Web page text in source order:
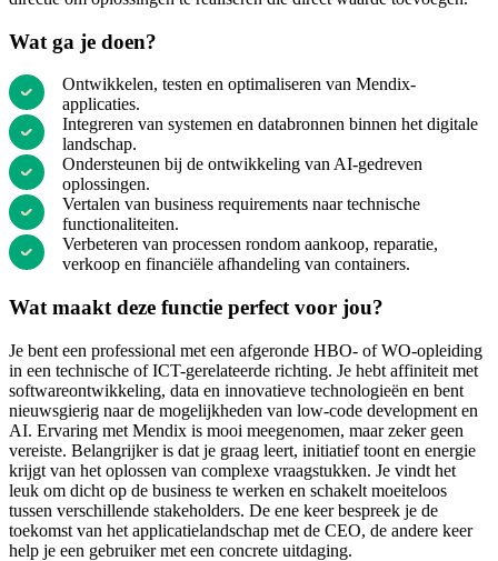
Wat ga je doen?
Ontwikkelen, testen en optimaliseren van Mendix-
applicaties.
Integreren van systemen en databronnen binnen het digitale
landschap.
Ondersteunen bij de ontwikkeling van AI-gedreven
oplossingen.
Vertalen van business requirements naar technische
functionaliteiten.
Verbeteren van processen rondom aankoop, reparatie,
verkoop en financiële afhandeling van containers.
Wat maakt deze functie perfect voor jou?
Je bent een professional met een afgeronde HBO- of WO-opleiding
in een technische of ICT-gerelateerde richting. Je hebt affiniteit met
softwareontwikkeling, data en innovatieve technologieën en bent
nieuwsgierig naar de mogelijkheden van low-code development en
AI. Ervaring met Mendix is mooi meegenomen, maar zeker geen
vereiste. Belangrijker is dat je graag leert, initiatief toont en energie
krijgt van het oplossen van complexe vraagstukken. Je vindt het
leuk om dicht op de business te werken en schakelt moeiteloos
tussen verschillende stakeholders. De ene keer bespreek je de
toekomst van het applicatielandschap met de CEO, de andere keer
help je een gebruiker met een concrete uitdaging.